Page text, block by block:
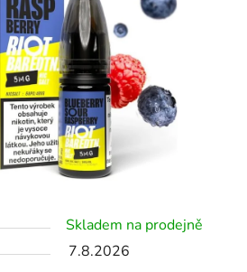
Skladem na prodejně
7.8.2026